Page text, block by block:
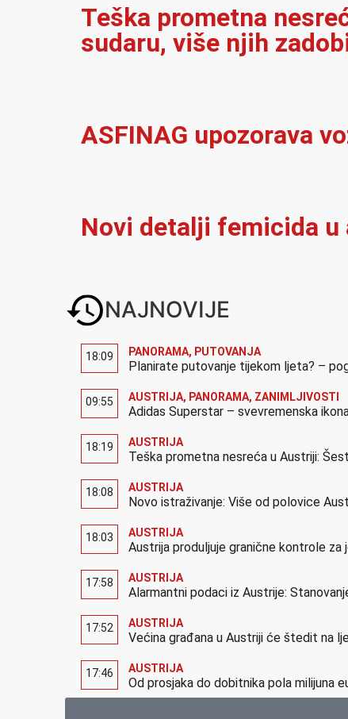
Teška prometna
sudaru, više njih
ASFINAG upozorava
Novi detalji femicida
NAJNOVIJE
18:09 PANORAMA, PUTOVANJA
Planirate putovanje tijekom ljeta? –
09:55 AUSTRIJA, PANORAMA, ZANIMLJIVOSTI
Adidas Superstar – svevremenska
18:19 AUSTRIJA
Teška prometna nesreća u Austriji:
18:08 AUSTRIJA
Novo istraživanje: Više od polovice
18:03 AUSTRIJA
Austrija produljuje granične kontrole
17:58 AUSTRIJA
Alarmantni podaci iz Austrije:
17:52 AUSTRIJA
Većina građana u Austriji će štedit na
17:46 AUSTRIJA
Od prosjaka do dobitnika pola milijuna